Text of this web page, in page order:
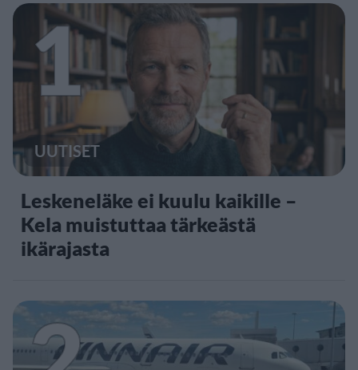
1
UUTISET
Leskeneläke ei kuulu kaikille –
Kela muistuttaa tärkeästä
ikärajasta